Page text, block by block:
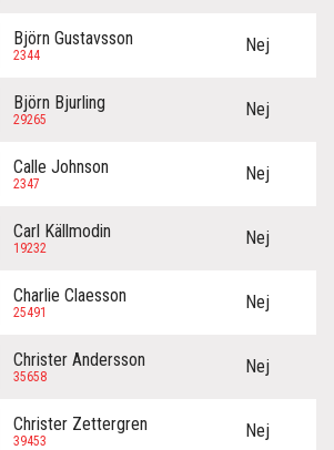
Björn Gustavsson
2344 Nej
Björn Bjurling
29265 Nej
Calle Johnson
2347 Nej
Carl Källmodin
19232 Nej
Charlie Claesson
25491 Nej
Christer Andersson
35658 Nej
Christer Zettergren
39453 Nej